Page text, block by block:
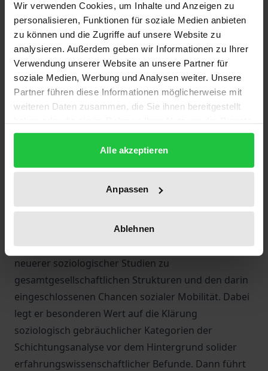
Wir verwenden Cookies, um Inhalte und Anzeigen zu
personalisieren, Funktionen für soziale Medien anbieten
zu können und die Zugriffe auf unsere Website zu
analysieren. Außerdem geben wir Informationen zu Ihrer
Verwendung unserer Website an unsere Partner für
soziale Medien, Werbung und Analysen weiter. Unsere
Partner führen diese Informationen möglicherweise mit
weiteren Daten zusammen, die Sie ihnen bereitgestellt
gesammelt haben.
Alle akzeptieren
Anpassen
Ablehnen
umgekehrt den Eigensinn einer aus „Singularisten“
bestehenden „neuen Mittelklasse“ gegen
gleichförmige Erstarrungen (Reckwitz). Was
bedeutet in diesem Kontext Solidarität in sich
wandelnden Konfliktkonstellationen und neuartigen
gesellschaftlichen Konfigurationen heute? Ist sie als
vermeintlich bewährtes Handlungskonzept einer
auch nur als ursprünglicher Markenkern des
Harmoniestrebens? Erschöpft sie sich gar in der
Barmherzigkeitsethik christlicher Nächstenliebe?
Der Autor erörtert diese Fragen zunächst in einer
kritischen Auseinandersetzung mit Grundlinien
neuerer soziologischer Studien zu
gesamtgesellschaftlichen Strukturen und den darin
eingeschlossenen Chancen sozialer Mobilität. Dabei
legt er besonderen Wert auf die Klärung
soziologisch gebräuchlicher Kategorien der
Schichtungsanalyse vor dem Hintergrund solider
erfahrungswissenschaftlicher Befunde. Dann führt